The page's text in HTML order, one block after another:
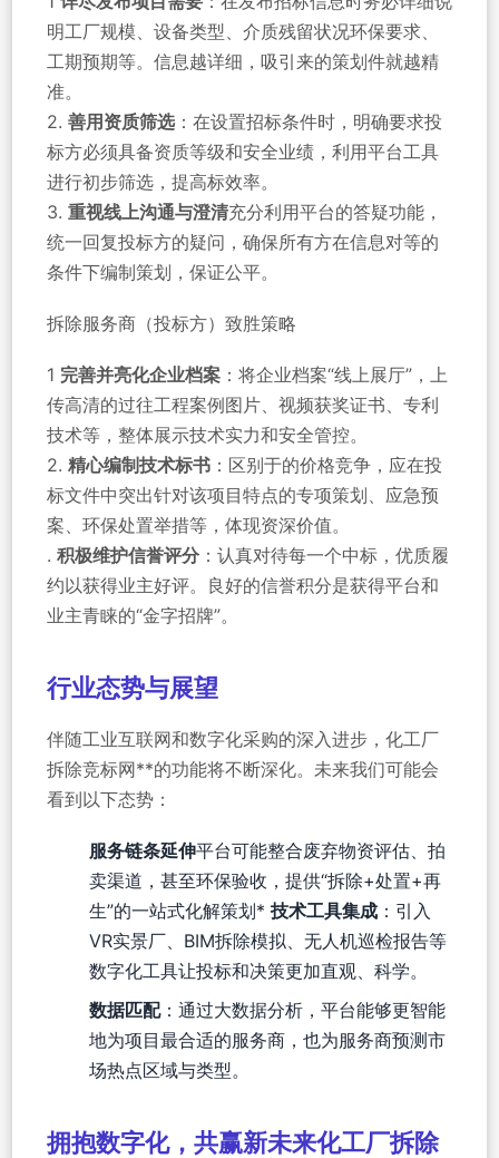
明工厂规模、设备类型、介质残留状况环保要求、
工期预期等。信息越详细，吸引来的策划件就越精
准。
2. 善用资质筛选：在设置招标条件时，明确要求投
标方必须具备资质等级和安全业绩，利用平台工具
进行初步筛选，提高标效率。
3. 重视线上沟通与澄清充分利用平台的答疑功能，
统一回复投标方的疑问，确保所有方在信息对等的
条件下编制策划，保证公平。
拆除服务商（投标方）致胜策略
1 完善并亮化企业档案：将企业档案“线上展厅”，上
传高清的过往工程案例图片、视频获奖证书、专利
技术等，整体展示技术实力和安全管控。
2. 精心编制技术标书：区别于的价格竞争，应在投
标文件中突出针对该项目特点的专项策划、应急预
案、环保处置举措等，体现资深价值。
. 积极维护信誉评分：认真对待每一个中标，优质履
约以获得业主好评。良好的信誉积分是获得平台和
业主青睐的“金字招牌”。
行业态势与展望
伴随工业互联网和数字化采购的深入进步，化工厂
拆除竞标网**的功能将不断深化。未来我们可能会
看到以下态势：
服务链条延伸平台可能整合废弃物资评估、拍
卖渠道，甚至环保验收，提供“拆除+处置+再
生”的一站式化解策划*技术工具集成 ：引入
VR实景厂、BIM拆除模拟、无人机巡检报告等
数字化工具让投标和决策更加直观、科学。
数据匹配：通过大数据分析，平台能够更智能
地为项目最合适的服务商，也为服务商预测市
场热点区域与类型。
拥抱数字化，共赢新未来化工厂拆除